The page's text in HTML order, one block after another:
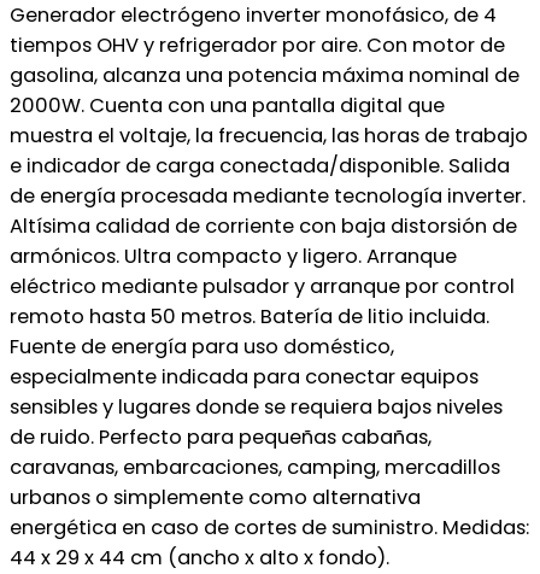
Generador electrógeno inverter monofásico, de 4
tiempos OHV y refrigerador por aire. Con motor de
gasolina, alcanza una potencia máxima nominal de
2000W. Cuenta con una pantalla digital que
muestra el voltaje, la frecuencia, las horas de trabajo
e indicador de carga conectada/disponible. Salida
de energía procesada mediante tecnología inverter.
Altísima calidad de corriente con baja distorsión de
armónicos. Ultra compacto y ligero. Arranque
eléctrico mediante pulsador y arranque por control
remoto hasta 50 metros. Batería de litio incluida.
Fuente de energía para uso doméstico,
especialmente indicada para conectar equipos
sensibles y lugares donde se requiera bajos niveles
de ruido. Perfecto para pequeñas cabañas,
caravanas, embarcaciones, camping, mercadillos
urbanos o simplemente como alternativa
energética en caso de cortes de suministro. Medidas:
44 x 29 x 44 cm (ancho x alto x fondo).